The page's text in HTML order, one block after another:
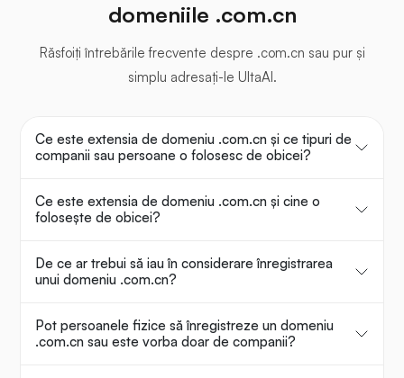
domeniile .com.cn
Răsfoiți întrebările frecvente despre .com.cn sau pur și
simplu adresați-le UltaAI.
Ce este extensia de domeniu .com.cn și ce tipuri de
companii sau persoane o folosesc de obicei?
Ce este extensia de domeniu .com.cn și cine o
folosește de obicei?
De ce ar trebui să iau în considerare înregistrarea
unui domeniu .com.cn?
Pot persoanele fizice să înregistreze un domeniu
.com.cn sau este vorba doar de companii?